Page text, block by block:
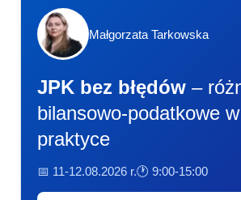
Małgorzata Tarkowska
JPK bez błędów –
bilansowo-podatkowe w
praktyce
📅 11-12.08.2026 r.🕐 9:00-15:00